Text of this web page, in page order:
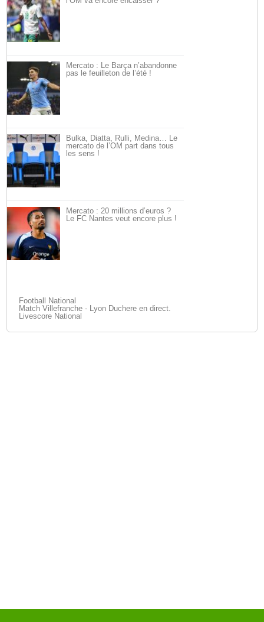
Mercato : Le Barça n’abandonne
pas le feuilleton de l’été !
Bulka, Diatta, Rulli, Medina… Le
mercato de l’OM part dans tous
les sens !
Mercato : 20 millions d’euros ?
Le FC Nantes veut encore plus !
Football National
Match Villefranche - Lyon Duchere en direct.
Livescore National